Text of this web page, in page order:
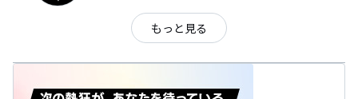
もっと見る